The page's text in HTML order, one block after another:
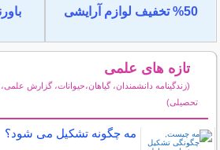
50% تخفیف لوازم آرایشی
تازه های علمی
(زندگینامه دانشمندان، گیاهان،حیوانات، گزارش
تحصیلی)
مه چگونه تشکیل می شود؟